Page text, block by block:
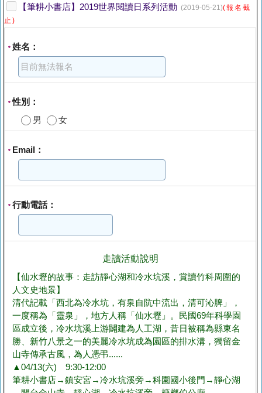
【筆耕小書店】2019世界閱讀日系列活動 (2019-05-21)(報名截
止)
* 姓名：
*性別：
男
女
* Email：
* 行動電話：
走讀活動說明
【仙水壢的故事：走訪靜心湖和冷水坑溪，賞讀竹科周圍的
人文史地景】
清代記載「西北為冷水坑，有泉自阬中流出，清可沁脾」，
一度稱為「靈泉」，地方人稱「仙水壢」。民國69年科學園
區成立後，冷水坑溪上游闢建為人工湖，昔日被稱為縣東名
勝、新竹八景之一的美麗冷水坑成為園區的排水溝，獨留金
山寺傳承古風，為人憑弔......
▲04/13(六) 9:30-12:00
筆耕小書店→鎮安宮→冷水坑溪旁→科園國小後門→靜心湖